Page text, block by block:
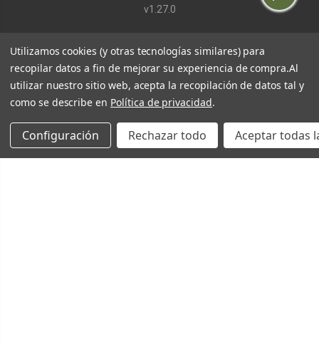
v1.27.0
Utilizamos cookies (y otras tecnologías similares) para
recopilar datos a fin de mejorar su experiencia de compra.Al
utilizar nuestro sitio web, acepta la recopilación de datos tal y
como se describe en Política de privacidad.
Configuración Rechazar todo Aceptar todas